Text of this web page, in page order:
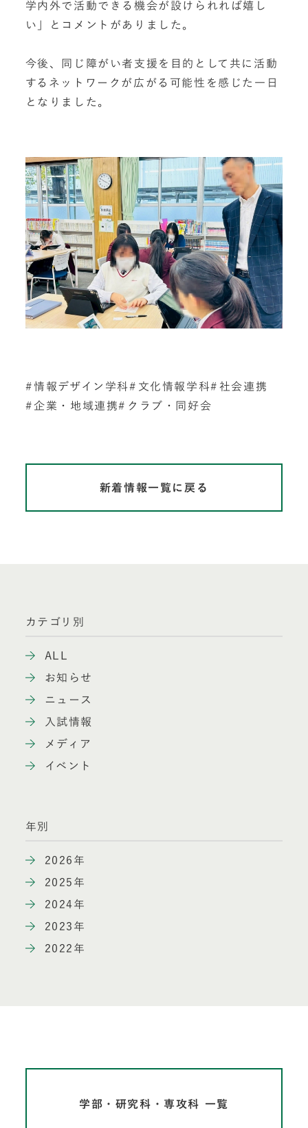
学内外で活動できる機会が設けられれば嬉し
い」とコメントがありました。
今後、同じ障がい者支援を目的として共に活動
するネットワークが広がる可能性を感じた一日
となりました。
情報デザイン学科 文化情報学科
社会連携
企業・地域連携
クラブ・同好会
新着情報一覧に戻る
カテゴリ別
ALL
お知らせ
ニュース
入試情報
メディア
イベント
年別
2026年
2025年
2024年
2023年
2022年
学部・研究科・専攻科 一覧